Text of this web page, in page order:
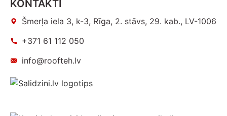
KONTAKTI
Šmerļa iela 3, k-3, Rīga, 2. stāvs, 29. kab., LV-1006
+371 61 112 050
info@roofteh.lv